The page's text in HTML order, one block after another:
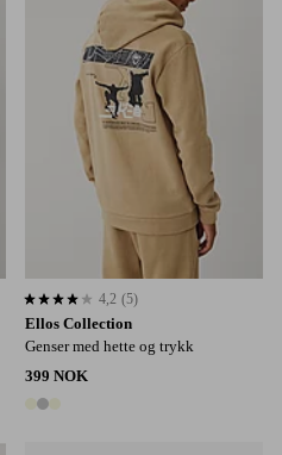
Ellos Collection
Genser med hette og trykk
399 NOK
3 farger
4,2 basert på 5 karaktergivninger
4,2 (5)